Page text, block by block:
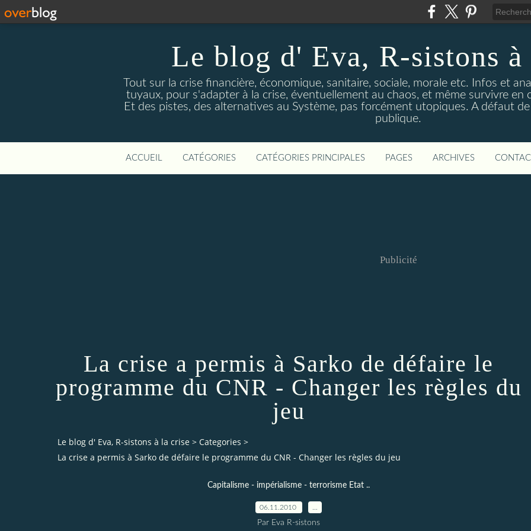
Le blog d' Eva, R-sistons à
Tout sur la crise financière, économique, sanitaire, sociale, morale etc. Infos et
tuyaux, pour s'adapter à la crise, éventuellement au chaos, et même survivre en
Et des pistes, des alternatives au Système, pas forcément utopiques. A défaut
publique.
ACCUEIL CATÉGORIES CATÉGORIES PRINCIPALES PAGES ARCHIVES
Publicité
La crise a permis à Sarko de défaire le
programme du CNR - Changer les règles du
jeu
Le blog d' Eva, R-sistons à la crise > Categories >
La crise a permis à Sarko de défaire le programme du CNR - Changer les règles du jeu
Capitalisme - impérialisme - terrorisme Etat ..
06.11.2010
Par Eva R-sistons